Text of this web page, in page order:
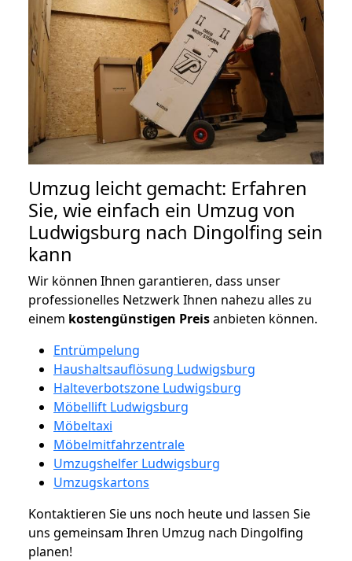
Umzug leicht gemacht: Erfahren
Sie, wie einfach ein Umzug von
Ludwigsburg nach Dingolfing sein
kann
Wir können Ihnen garantieren, dass unser
professionelles Netzwerk Ihnen nahezu alles zu
einem kostengünstigen Preisanbieten können.
Entrümpelung
Haushaltsauflösung Ludwigsburg
Halteverbotszone Ludwigsburg
Möbellift Ludwigsburg
Möbeltaxi
Möbelmitfahrzentrale
Umzugshelfer Ludwigsburg
Umzugskartons
Kontaktieren Sie uns noch heute und lassen Sie
uns gemeinsam Ihren Umzug nach Dingolfing
planen!